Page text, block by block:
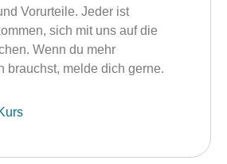
Vorurteile. Jeder ist
sich mit uns auf die
Wenn du mehr
brauchst, melde dich gerne.